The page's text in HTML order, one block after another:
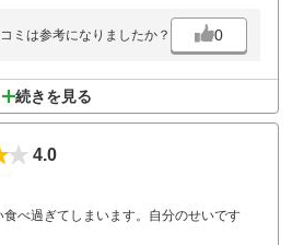
ミは参考になりましたか？ 0
続きを見る
4.0
べ過ぎてしまいます。自分のせいです